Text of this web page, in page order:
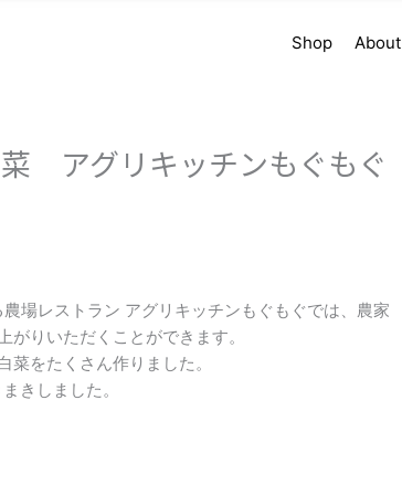
Shop About
アグリキッチンもぐもぐ
場レストラン アグリキッチンもぐもぐでは、農家
りいただくことができます。
をたくさん作りました。
きしました。